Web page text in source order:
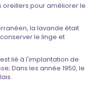
pour améliorer le
la lavande était
le linge et
lié à l'implantation de
Dans les année 1950, le